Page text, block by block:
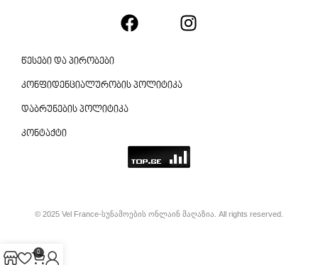
წესები და პირობები
კონფიდენციალურობის პოლიტიკა
დაბრუნების პოლიტიკა
კონტაქტი
© 2025 Vel France-სუნამოების ონლაინ მაღაზია. All rights reserved.
0